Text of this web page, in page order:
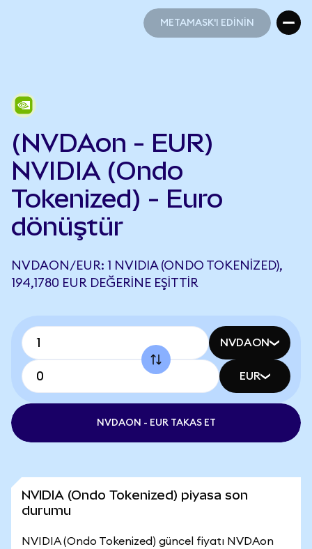
METAMASK'I EDİNİN
(NVDAon - EUR)
NVIDIA (Ondo
Tokenized) - Euro
dönüştür
NVDAON/EUR: 1 NVIDIA (ONDO TOKENIZED),
194,1780 EUR DEĞERINE EŞITTIR
NVDAON
EUR
NVDAON - EUR TAKAS ET
NVIDIA (Ondo Tokenized) piyasa son
durumu
NVIDIA (Ondo Tokenized) güncel fiyatı NVDAon